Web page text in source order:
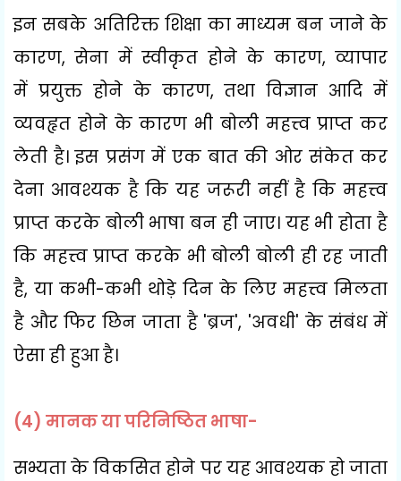
इन सबके अतिरिक्त शिक्षा का माध्यम बन जाने के
कारण,सेना में स्वीकृत होने के कारण,व्यापार
में प्रयुक्त होने के कारण,तथा विज्ञान आदि में
व्यवहृत होने के कारण भी बोली महत्त्व प्राप्त कर
लेती है। इस प्रसंग में एक बात की ओर संकेत कर
देना आवश्यक है कि यह जरूरी नहीं है कि महत्त्व
प्राप्त करके बोली भाषा बन ही जाए। यह भी होता है
कि महत्त्व प्राप्त करके भी बोली बोली ही रह जाती
है, या कभी-कभी थोड़े दिन के लिए महत्त्व मिलता
है और फिर छिन जाता है 'ब्रज', 'अवधी' के संबंध में
ऐसा ही हुआ है।
(4) मानक या परिनिष्ठित भाषा-
सभ्यता के विकसित होने पर यह आवश्यक हो जाता